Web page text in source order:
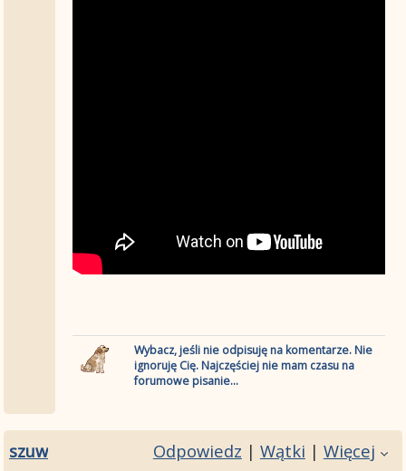
Wybacz, jeśli nie odpisuję na komentarze. Nie
ignoruję Cię. Najczęściej nie mam czasu na
forumowe pisanie...
szuw Odpowiedz | Wątki | Więcej